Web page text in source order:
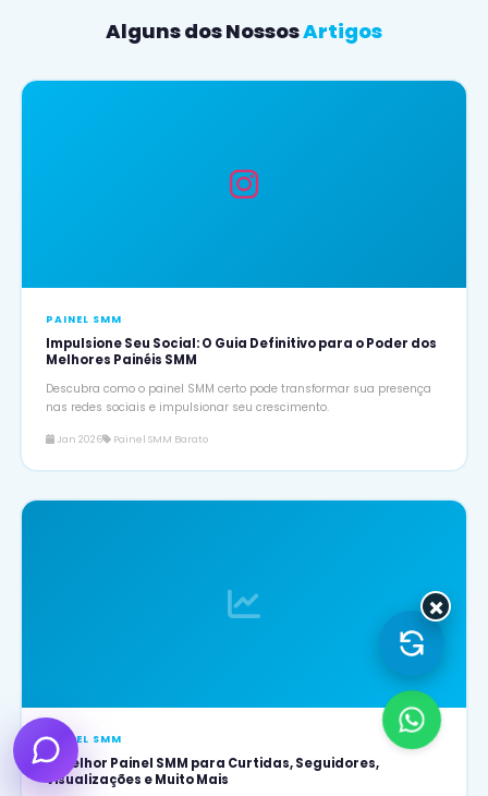
Alguns dos NossosArtigos
PAINEL SMM
Impulsione Seu Social: O Guia Definitivo para o Poder dos
Melhores Painéis SMM
Descubra como o painel SMM certo pode transformar sua presença
nas redes sociais e impulsionar seu crescimento.
Jan 2026 Painel SMM Barato
PAINEL SMM
O Melhor Painel SMM para Curtidas, Seguidores,
Visualizações e Muito Mais
×